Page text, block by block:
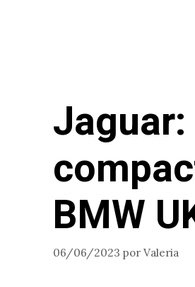
BMW
06/06/2023 por Valeria